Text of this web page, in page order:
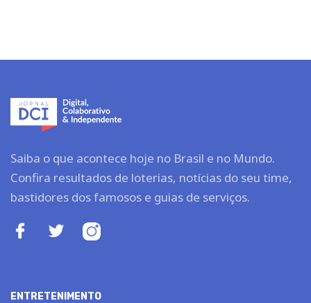
Saiba o que acontece hoje no Brasil e no Mundo.
Confira resultados de loterias, notícias do seu time,
bastidores dos famosos e guias de serviços.
ENTRETENIMENTO